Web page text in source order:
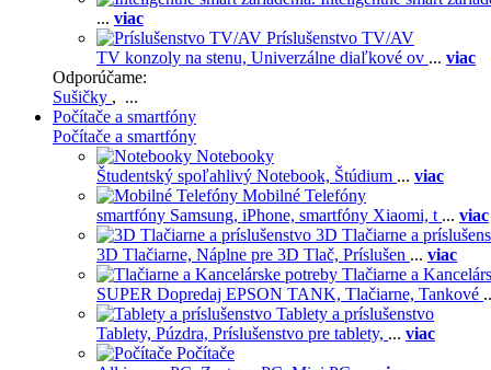
... viac
Príslušenstvo TV/AV
TV konzoly na stenu, Univerzálne diaľkové ov ... viac
Odporúčame:
Sušičky , ...
Počítače a smartfóny
Počítače a smartfóny
Notebooky
Študentský spoľahlivý Notebook, Štúdium ... viac
Mobilné Telefóny
smartfóny Samsung, iPhone, smartfóny Xiaomi, t ... viac
3D Tlačiarne a
3D Tlačiarne, Náplne pre 3D Tlač, Príslušen ... viac
Tlačiarne a
SUPER Dopredaj EPSON TANK, Tlačiarne, Tankové
Tablety a príslušenstvo
Tablety, Púzdra, Príslušenstvo pre tablety, ... viac
Počítače